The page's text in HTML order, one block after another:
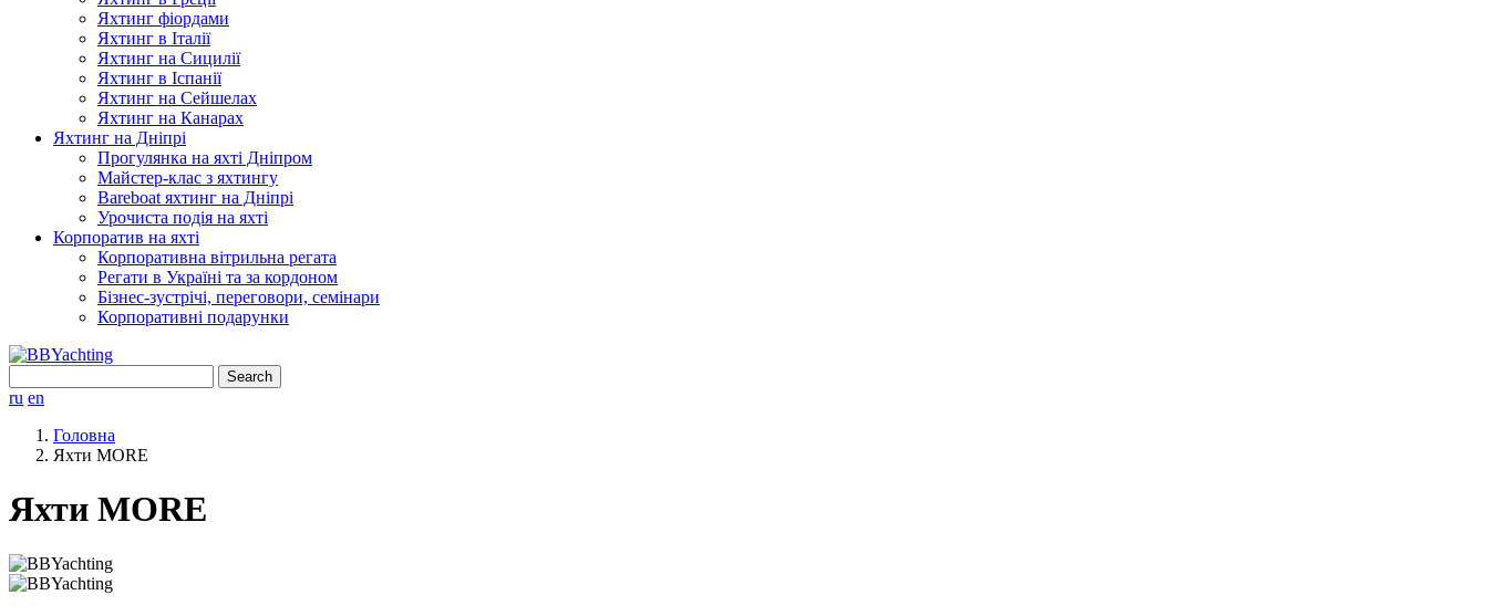
Яхтинг фіордами
Яхтинг в Італії
Яхтинг на Сицилії
Яхтинг в Іспанії
Яхтинг на Сейшелах
Яхтинг на Канарах
Яхтинг на Дніпрі
Прогулянка на яхті Дніпром
Майстер-клас з яхтингу
Bareboat яхтинг на Дніпрі
Урочиста подія на яхті
Корпоратив на яхті
Корпоративна вітрильна регата
Регати в Україні та за кордоном
Бізнес-зустрічі, переговори, семінари
Корпоративні подарунки
for:
ru en
Головна
Яхти MORE
Яхти MORE